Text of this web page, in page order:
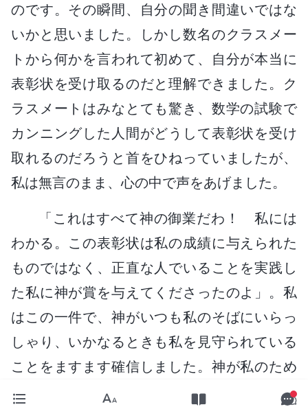
のです。その瞬間、自分の聞き間違いではな
いかと思いました。しかし数名のクラスメー
トから何かを言われて初めて、自分が本当に
表彰状を受け取るのだと理解できました。ク
ラスメートはみなとても驚き、数学の試験で
カンニングした人間がどうして表彰状を受け
取れるのだろうと首をひねっていましたが、
私は無言のまま、心の中で声をあげました。
「これはすべて神の御業だわ！ 私には
わかる。この表彰状は私の成績に与えられた
ものではなく、正直な人でいることを実践し
た私に神が賞を与えてくださったのよ」。私
はこの一件で、神がいつも私のそばにいらっ
しゃり、いかなるときも私を見守られている
ことをますます確信しました。神が私のため
に采配なさることは、常に最高の結果を生む